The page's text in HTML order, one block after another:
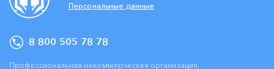
Персональные данные
8 800 505 78 78
Профессиональная некоммерческая организация,